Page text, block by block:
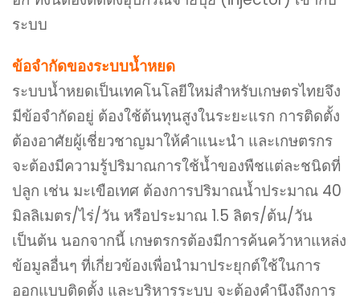
ระบบ
ข้อจำกัดของระบบน้ำหยด
ระบบน้ำหยดเป็นเทคโนโลยีใหม่สำหรับเกษตรไทยจึง
มีข้อจำกัดอยู่ ต้องใช้ต้นทุนสูงในระยะแรก การติดตั้ง
ต้องอาศัยผู้เชี่ยวชาญมาให้คำแนะนำ และเกษตรกร
จะต้องมีความรู้ปริมาณการใช้น้ำของพืชแต่ละชนิดที่
ปลูก เช่น มะเขือเทศ ต้องการปริมาณน้ำประมาณ 40
มิลลิเมตร/ไร่/วัน หรือประมาณ 1.5 ลิตร/ต้น/วัน
เป็นต้น นอกจากนี้ เกษตรกรต้องมีการค้นคว้าหาแหล่ง
ข้อมูลอื่นๆ ที่เกี่ยวข้องเพื่อนำมาประยุกต์ใช้ในการ
ออกแบบติดตั้ง และบริหารระบบ จะต้องคำนึงถึงการ